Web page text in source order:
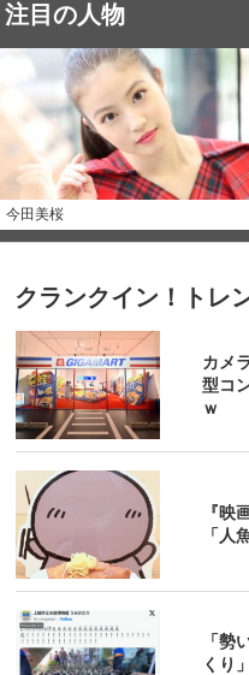
注目の人物
今田美桜
クランクイン！ト
カメ
型コ
ｗ
『
「人
「勢
くり